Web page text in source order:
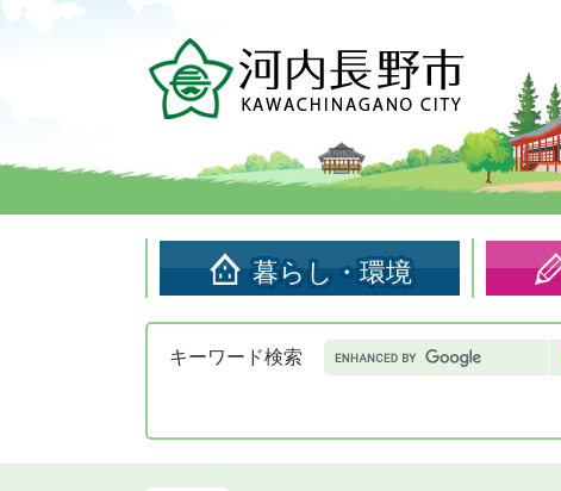
頭
す。
飛
し
暮らし・環境
キーワード検索 Google
カ
検